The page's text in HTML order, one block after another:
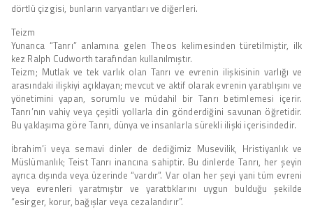
dörtlü çizgisi, bunların varyantları ve diğerleri.
Teizm
Yunanca “Tanrı” anlamına gelen Theos kelimesinden türetilmiştir, ilk
kez Ralph Cudworth tarafından kullanılmıştır.
Teizm; Mutlak ve tek varlık olan Tanrı ve evrenin ilişkisinin varlığı ve
arasındaki ilişkiyi açıklayan; mevcut ve aktif olarak evrenin yaratılışını ve
yönetimini yapan, sorumlu ve müdahil bir Tanrı betimlemesi içerir.
Tanrı’nın vahiy veya çeşitli yollarla din gönderdiğini savunan öğretidir.
Bu yaklaşıma göre Tanrı, dünya ve insanlarla sürekli ilişki içerisindedir.
İbrahim’i veya semavi dinler de dediğimiz Musevilik, Hristiyanlık ve
Müslümanlık; Teist Tanrı inancına sahiptir. Bu dinlerde Tanrı, her şeyin
ayrıca dışında veya üzerinde “vardır”. Var olan her şeyi yani tüm evreni
veya evrenleri yaratmıştır ve yarattıklarını uygun bulduğu şekilde
“esirger, korur, bağışlar veya cezalandırır”.